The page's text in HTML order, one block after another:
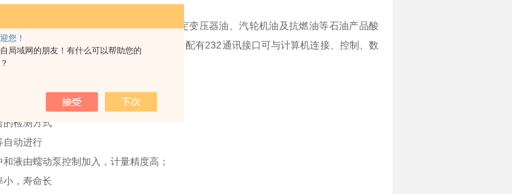
您！
局域网的朋友！有什么可以帮助您的
、GB/T7599开发研制，主要适用于测定变压器油、汽轮机油及抗燃油等石油产品酸
、可检测三个样品、自动打印测试结果，配有232通讯接口可与计算机连接、控制、数
电力、石油、化工、商检及科研等部门。
的检测方式
自动进行
液由蠕动泵控制加入，计量精度高；
小，寿命长